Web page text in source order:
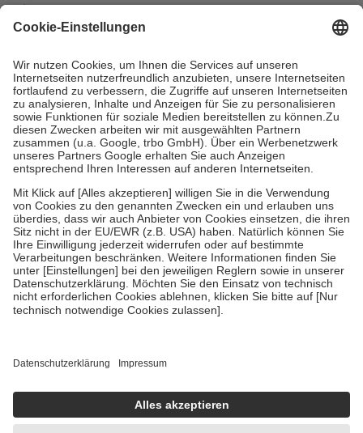
mit.
Grundsätzlich leisten Mitglieder Zuzahlungen in Höhe von zehn
höchstens zehn Euro.
Es sind jedoch nie mehr als die tatsächlichen
Kosten der Leistung zu entrichten.
Diese Regeln gelten grundsätzlich auch für Online-Apotheken.
Bei Heilmitteln und häuslicher Krankenpflege beträgt die
Zuzahlung zehn Prozent der Kosten sowie zehn Euro je
Verordnung.
Um das Engagement der Versicherten für ihre eigene Gesundheit zu
stärken und die besondere Stellung der Familie zu unterstützen,
fallenkeine Zuzahlungenan bei:
• Kindern und Jugendlichen bis zum vollendeten 18. Lebensjahr
mit Ausnahme der Fahrkosten
• Untersuchungen zur Vorsorge und Früherkennung, die von der
GKV getragen werden
• empfohlenen Schutzimpfungen
• Harn- und Blutteststreifen
getroffen, um sicherzustellen, dass es sich um echte Bewertungen
https://help.etrusted.com/hc/de/articles/4419944605341
Einige Bilder und Inhalte wurden unter Zuhilfenahme künstlicher